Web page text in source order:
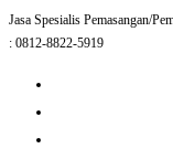
Skip
to
Jasa Spesialis Pemasangan/
: 0812-8822-5919